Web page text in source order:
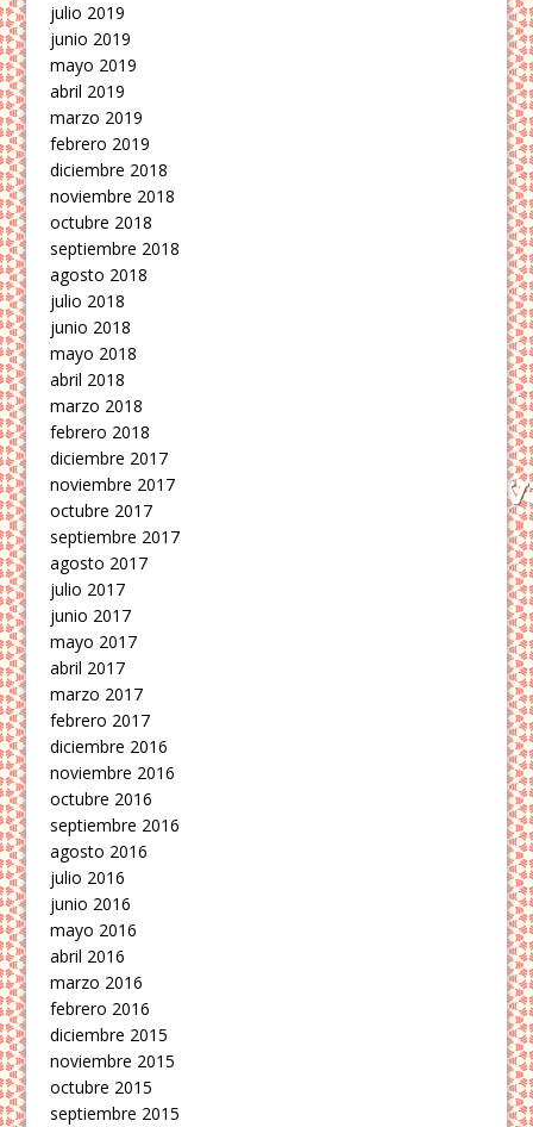
julio 2019
junio 2019
mayo 2019
abril 2019
marzo 2019
febrero 2019
diciembre 2018
noviembre 2018
octubre 2018
septiembre 2018
agosto 2018
julio 2018
junio 2018
mayo 2018
abril 2018
marzo 2018
febrero 2018
diciembre 2017
noviembre 2017
octubre 2017
septiembre 2017
agosto 2017
julio 2017
junio 2017
mayo 2017
abril 2017
marzo 2017
febrero 2017
diciembre 2016
noviembre 2016
octubre 2016
septiembre 2016
agosto 2016
julio 2016
junio 2016
mayo 2016
abril 2016
marzo 2016
febrero 2016
diciembre 2015
noviembre 2015
octubre 2015
septiembre 2015